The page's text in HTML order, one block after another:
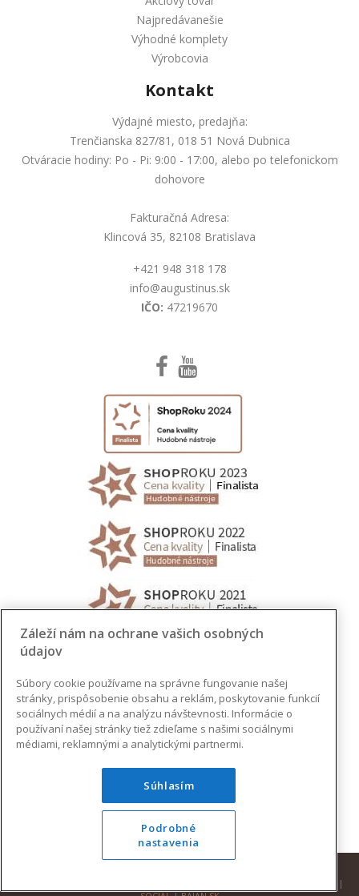
Najpredávanešie
Výhodné komplety
Výrobcovia
Kontakt
Výdajné miesto, predajňa:
Trenčianska 827/81, 018 51 Nová Dubnica
Otváracie hodiny: Po - Pi: 9:00 - 17:00, alebo po telefonickom
dohovore
Fakturačná Adresa:
Klincová 35, 82108 Bratislava
+421 948 318 178
info@augustinus.sk
IČO: 47219670
|
Záleží nám na ochrane vašich osobných
údajov
Súbory cookie používame na správne fungovanie našej
stránky, prispôsobenie obsahu a reklám, poskytovanie funkcií
sociálnych médií a na analýzu návštevnosti. Informácie o
používaní našej stránky tiež zdieľame s našimi sociálnymi
médiami, reklamnými a analytickými partnermi.
Súhlasím
Podrobné
nastavenia